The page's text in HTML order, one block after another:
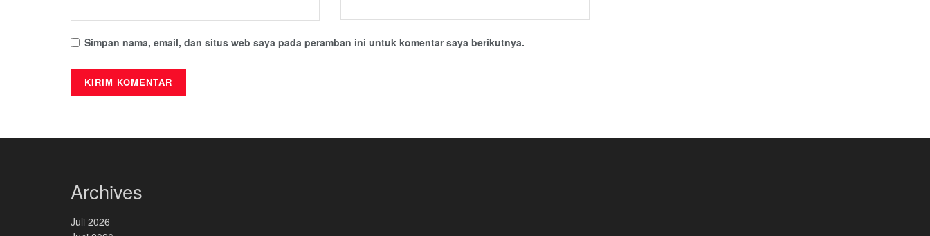
Simpan nama, email, dan situs web saya pada peramban ini untuk komentar saya berikutnya.
Archives
Juli 2026